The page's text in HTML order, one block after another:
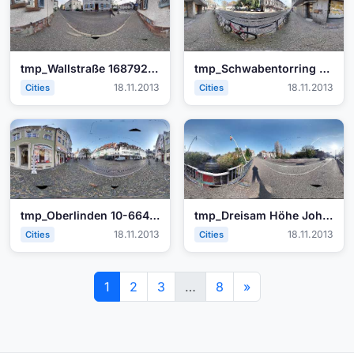
tmp_Wallstraße 1687928377.jpg
Cities 18.11.2013
tmp_Schwabentorring 2-1335365142.jpg
Cities 18.11.2013
tmp_Oberlinden 10-664428358.jpg
Cities 18.11.2013
tmp_Dreisam Höhe Johanneskirche-1947476651.jpg
Cities 18.11.2013
1 2 3 … 8 »